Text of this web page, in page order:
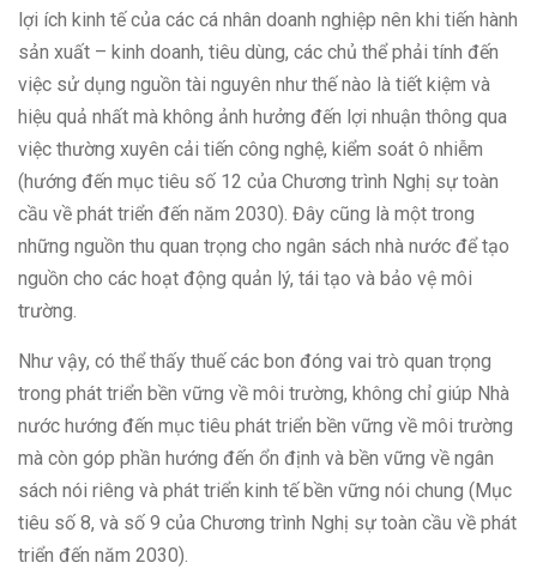
lợi ích kinh tế của các cá nhân doanh nghiệp nên khi tiến hành
sản xuất – kinh doanh, tiêu dùng, các chủ thể phải tính đến
việc sử dụng nguồn tài nguyên như thế nào là tiết kiệm và
hiệu quả nhất mà không ảnh hưởng đến lợi nhuận thông qua
việc thường xuyên cải tiến công nghệ, kiểm soát ô nhiễm
(hướng đến mục tiêu số 12 của Chương trình Nghị sự toàn
cầu về phát triển đến năm 2030). Đây cũng là một trong
những nguồn thu quan trọng cho ngân sách nhà nước để tạo
nguồn cho các hoạt động quản lý, tái tạo và bảo vệ môi
trường.
Như vậy, có thể thấy thuế các bon đóng vai trò quan trọng
trong phát triển bền vững về môi trường, không chỉ giúp Nhà
nước hướng đến mục tiêu phát triển bền vững về môi trường
mà còn góp phần hướng đến ổn định và bền vững về ngân
sách nói riêng và phát triển kinh tế bền vững nói chung (Mục
tiêu số 8, và số 9 của Chương trình Nghị sự toàn cầu về phát
triển đến năm 2030).